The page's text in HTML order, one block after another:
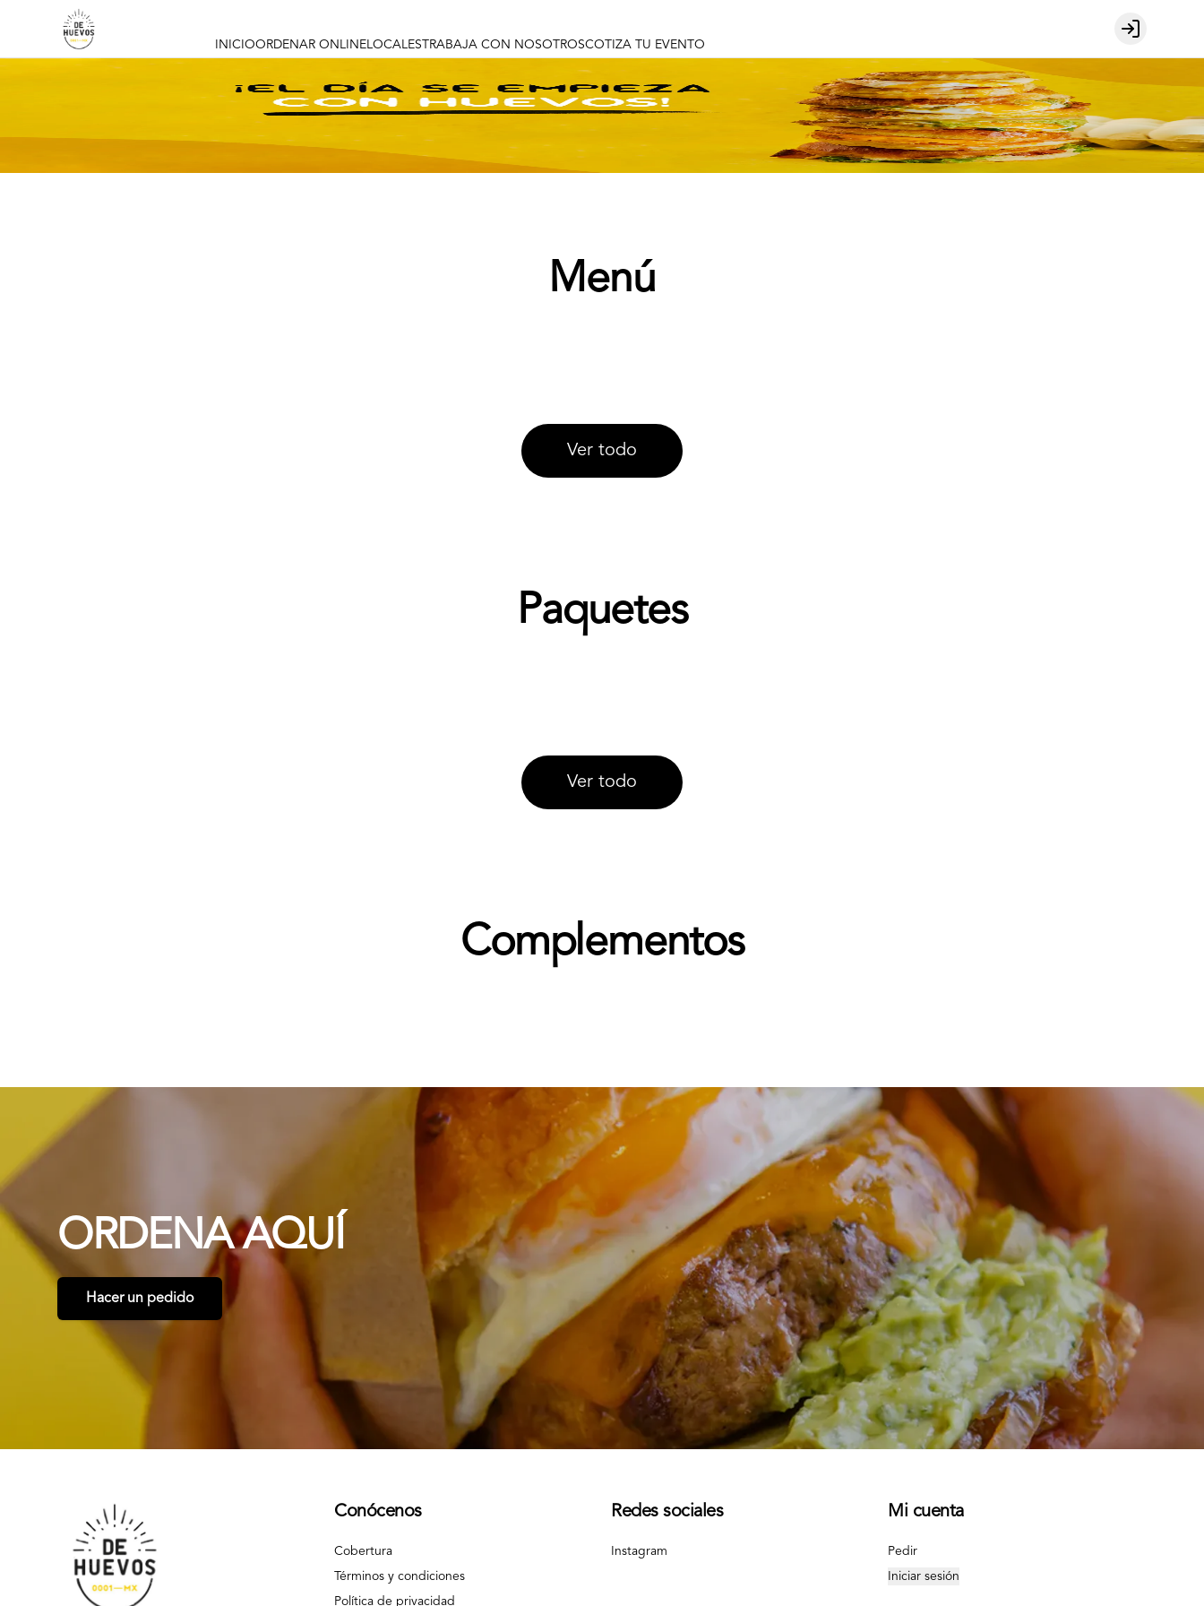
INICIOORDENAR ONLINELOCALES TRABAJA CON NOSOTROSCOTIZA TU EVENTO
Login
Menú
Ver todo
Paquetes
Ver todo
Complementos
ORDENA AQUÍ
Hacer un pedido
Conócenos
Cobertura
Términos y condiciones
Política de privacidad
Redes sociales
Instagram
Mi cuenta
Pedir
Iniciar sesión